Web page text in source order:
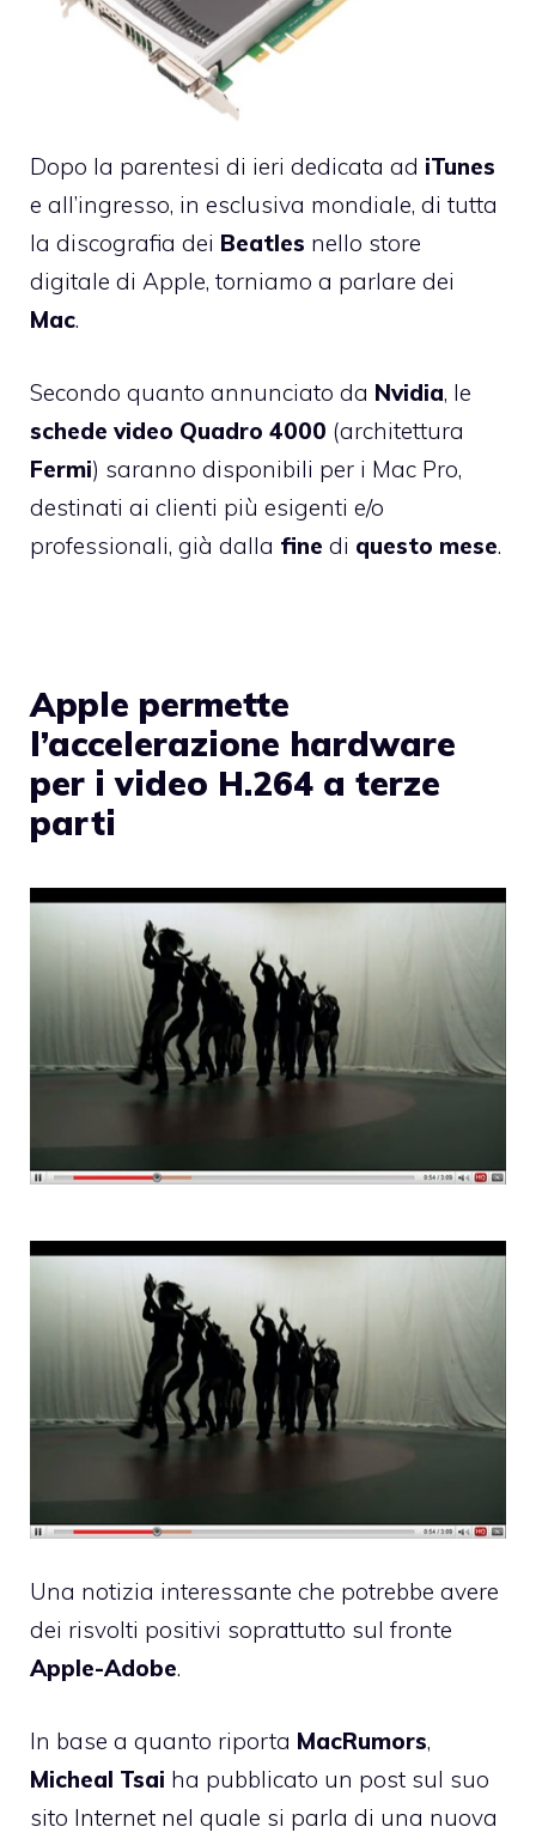
Dopo la parentesi di ieri dedicata ad iTunes
e all’ingresso, in esclusiva mondiale, di tutta
la discografia dei Beatles nello store
digitale di Apple, torniamo a parlare dei
Mac.
Secondo quanto annunciato da Nvidia, le
schede video Quadro 4000 (architettura
Fermi) saranno disponibili per i Mac Pro,
destinati ai clienti più esigenti e/o
professionali, già dalla fine di questo mese.
Apple permette
l’accelerazione hardware
per i video H.264 a terze
parti
Una notizia interessante che potrebbe avere
dei risvolti positivi soprattutto sul fronte
Apple-Adobe.
In base a quanto riporta MacRumors,
Micheal Tsai ha pubblicato un post sul suo
sito Internet nel quale si parla di una nuova